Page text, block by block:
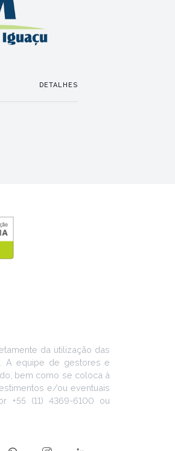
DETALHES
da utilização das
A equipe de gestores e
bem como se coloca à
e/ou eventuais
+55 (11) 4369-6100 ou